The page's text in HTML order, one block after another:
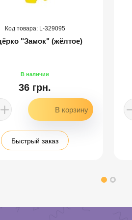
329095
"Замок" (жёлтое)
36 грн.
Быстрый заказ